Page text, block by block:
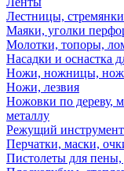
Лестницы, стремянки
Маяки, уголки
Молотки, топоры,
Насадки и оснастка
Ножи, ножницы,
Ножи, лезвия
Ножовки по дереву,
металлу
Режущий инструмент
Перчатки, маски,
Пистолеты для пены,